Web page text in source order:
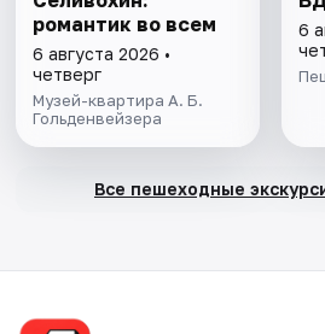
романтик во всем
6 августа 2026 •
четверг
Музей-квартира А. Б.
Гольденвейзера
6
Все пешеходные